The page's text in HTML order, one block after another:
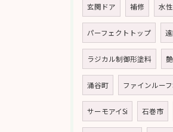
玄関ドア 補修 水
パーフェクトトップ
ラジカル制御形塗料
涌谷町 ファインルーフ
サーモアイSi 石巻市